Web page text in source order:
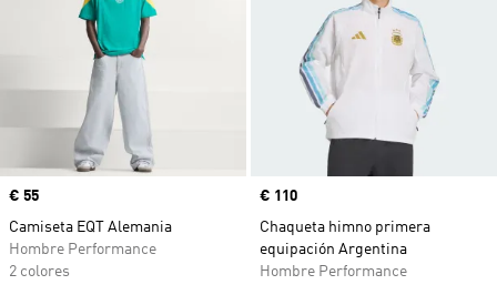
Precio
€ 55
Camiseta EQT Alemania
Hombre Performance
2 colores
Precio
€ 110
Chaqueta himno primera
equipación Argentina
Hombre Performance